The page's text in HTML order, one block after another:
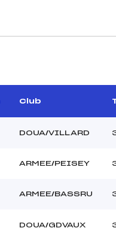
Distance :
Point Haut :
Club
DOUA/VILLARD
ARMEE/PEISEY
ARMEE/BASSRU
DOUA/GDVAUX